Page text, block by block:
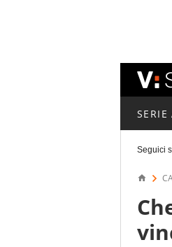
SERIE
Seguici